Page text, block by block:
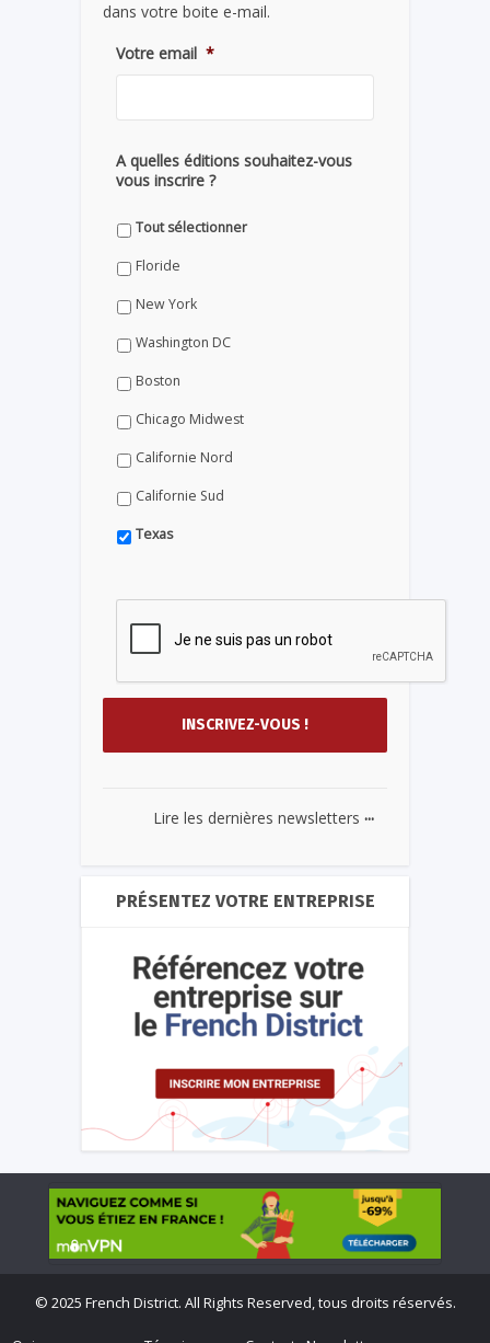
dans votre boite e-mail.
Votre email *
A quelles éditions souhaitez-vous
vous inscrire ?
Tout sélectionner
Floride
New York
Washington DC
Boston
Chicago Midwest
Californie Nord
Californie Sud
Texas
Lire les dernières newsletters ...
PRÉSENTEZ VOTRE ENTREPRISE
© 2025 French District. All Rights Reserved, tous droits réservés.